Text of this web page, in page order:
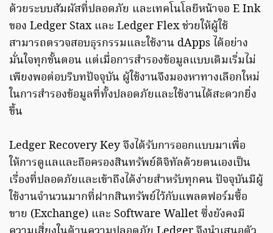
ด้วยระบบสัมผัสที่ปลอดภัย และเทคโนโลยีหน้าจอ E Ink
ของ Ledger Stax และ Ledger Flex ช่วยให้ผู้ใช้
สามารถตรวจสอบธุรกรรมและใช้งาน dApps ได้อย่าง
มั่นใจทุกขั้นตอน แต่เมื่อการสำรองข้อมูลแบบเดิมเริ่มไม่
เพียงพอต่อบริบทปัจจุบัน ผู้ใช้งานจึงมองหาทางเลือกใหม่
ในการสำรองข้อมูลที่ทั้งปลอดภัยและใช้งานได้สะดวกยิ่ง
ขึ้น
Ledger Recovery Key จึงได้รับการออกแบบมาเพื่อ
ให้การดูแลและถือครองสินทรัพย์ดิจิทัลด้วยตนเองเป็น
เรื่องที่ปลอดภัยและเข้าถึงได้ง่ายสำหรับทุกคน ปัจจุบันมีผู้
ใช้งานจำนวนมากที่ฝากสินทรัพย์ไว้กับแพลตฟอร์มซื้อ
ขาย (Exchange) และ Software Wallet ซึ่งยังคงมี